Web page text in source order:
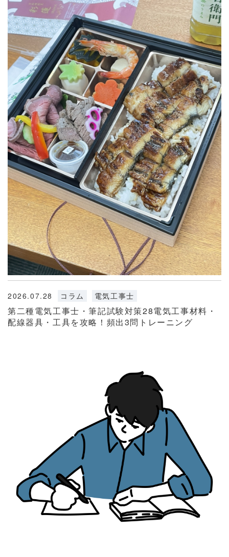
2026.07.28 コラム 電気工事士
第二種電気工事士・筆記試験対策28電気工事材料・
配線器具・工具を攻略！頻出3問トレーニング